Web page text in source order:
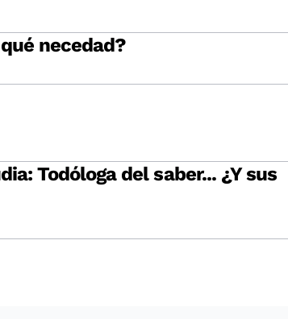
necedad?
Todóloga del saber... ¿Y sus